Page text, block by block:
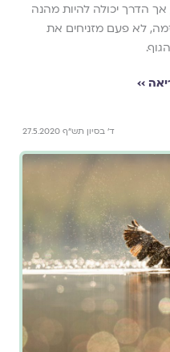
הדרך יכולה להיות מהנה
לא פעם מזניחים את
››
ד' בסיון תש"ף 27.5.2020